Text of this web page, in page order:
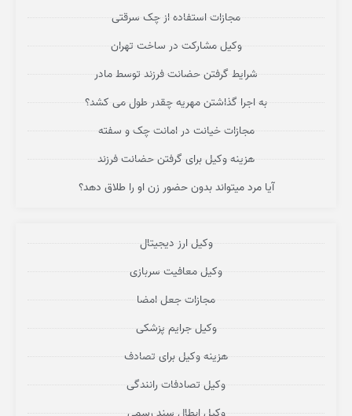
مجازات استفاده از چک سرقتی
وکیل مشارکت در ساخت تهران
شرایط گرفتن حضانت فرزند توسط مادر
به اجرا گذاشتن مهریه چقدر طول می کشد؟
مجازات خیانت در امانت چک و سفته
هزینه وکیل برای گرفتن حضانت فرزند
آیا مرد میتواند بدون حضور زن او را طلاق دهد؟
وکیل ارز دیجیتال
وکیل معافیت سربازی
مجازات جعل امضا
وکیل جرایم پزشکی
هزینه وکیل برای تصادف
وکیل تصادفات رانندگی